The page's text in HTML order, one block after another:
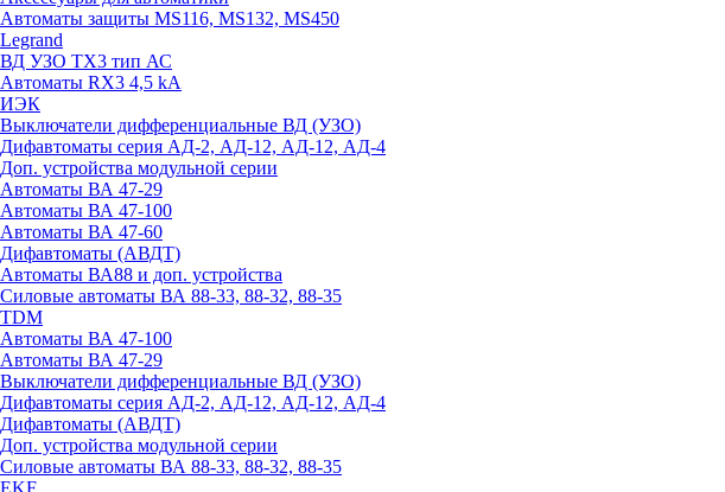
Автоматы защиты MS116, MS132, MS450
Legrand
ВД УЗО TX3 тип АС
Автоматы RX3 4,5 kA
ИЭК
Выключатели дифференциальные ВД (УЗО)
Дифавтоматы серия АД-2, АД-12, АД-12, АД-4
Доп. устройства модульной серии
Автоматы ВА 47-29
Автоматы ВА 47-100
Автоматы ВА 47-60
Дифавтоматы (АВДТ)
Автоматы ВА88 и доп. устройства
Силовые автоматы ВА 88-33, 88-32, 88-35
TDM
Автоматы ВА 47-100
Автоматы ВА 47-29
Выключатели дифференциальные ВД (УЗО)
Дифавтоматы серия АД-2, АД-12, АД-12, АД-4
Дифавтоматы (АВДТ)
Доп. устройства модульной серии
Силовые автоматы ВА 88-33, 88-32, 88-35
EKF